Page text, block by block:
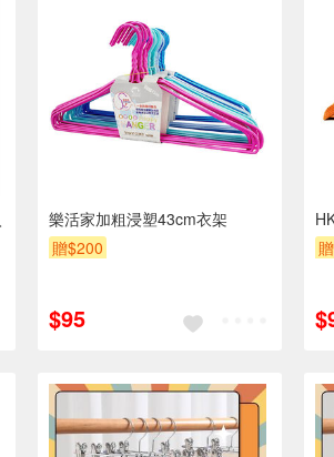
樂活家加粗浸塑43cm衣架
贈$200
$95